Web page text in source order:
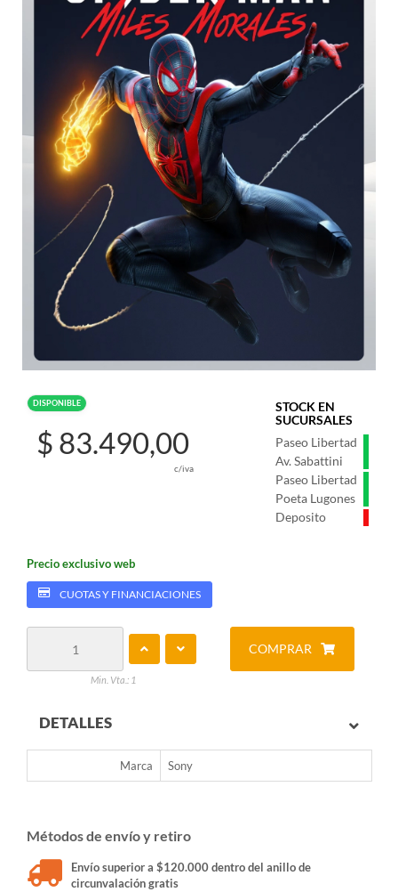
DISPONIBLE
STOCK EN
SUCURSALES
Paseo Libertad
Av. Sabattini
Paseo Libertad
Poeta Lugones
Deposito
$ 83.490,00
c/iva
Precio exclusivo web
CUOTAS Y FINANCIACIONES
Min. Vta.: 1
COMPRAR
DETALLES
Marca Sony
Métodos de envío y retiro
Envío superior a $120.000 dentro del anillo de
circunvalación gratis